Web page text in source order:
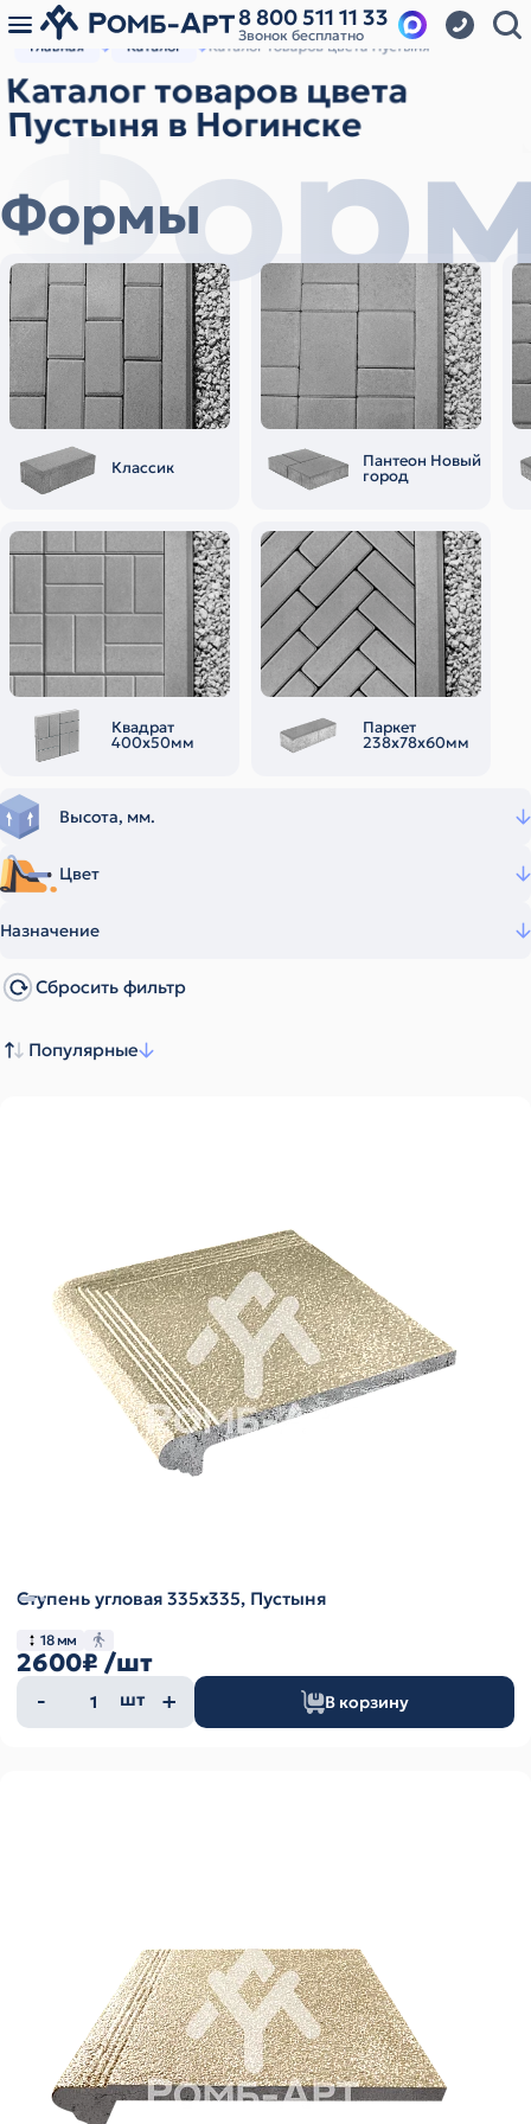
8 800 511 11 33
Звонок бесплатно
Главная Каталог Каталог товаров цвета Пустыня
Каталог товаров цвета
Пустыня в Ногинске
Формы
Классик Пантеон Новый
город
Квадрат
400х50мм
Паркет
238х78х60мм
Высота, мм.
Цвет
Назначение
Сбросить фильтр
Популярные
Ступень угловая 335х335, Пустыня
18 мм
2600₽ /шт
Количество
товара
шт В корзину